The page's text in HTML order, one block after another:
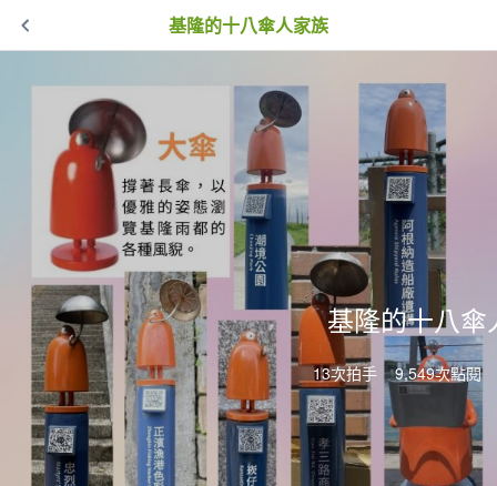
基隆的十八傘人家族
基隆的十八傘
13次拍手 9,549次點閱